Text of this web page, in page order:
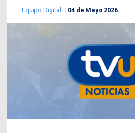
Equipo Digital 04 de Mayo 2026